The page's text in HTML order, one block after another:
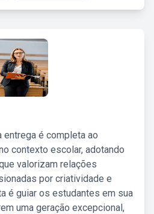
entrega é completa ao
contexto escolar, adotando
valorizam relações
por criatividade e
é guiar os estudantes em sua
uma geração excepcional,